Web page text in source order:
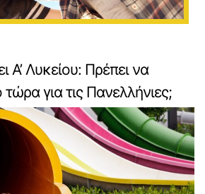
Α’ Λυκείου: Πρέπει να
για τις Πανελλήνιες;